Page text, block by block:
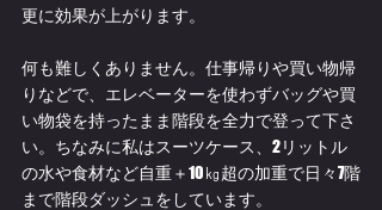
更に効果が上がります。
何も難しくありません。仕事帰りや買い物帰
りなどで、エレベーターを使わずバッグや買
い物袋を持ったまま階段を全力で登って下さ
い。ちなみに私はスーツケース、2リットル
の水や食材など自重＋10㎏超の加重で日々7階
まで階段ダッシュをしています。